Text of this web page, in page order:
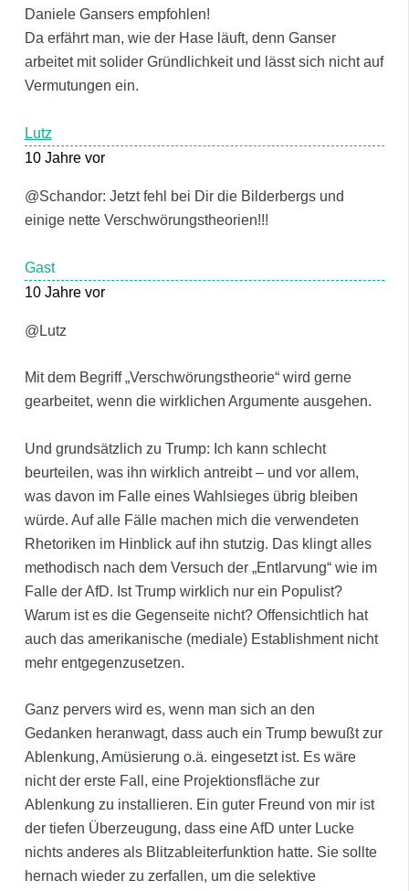
Daniele Gansers empfohlen!
Da erfährt man, wie der Hase läuft, denn Ganser
arbeitet mit solider Gründlichkeit und lässt sich nicht auf
Vermutungen ein.
Lutz
10 Jahre vor
@Schandor: Jetzt fehl bei Dir die Bilderbergs und
einige nette Verschwörungstheorien!!!
Gast
10 Jahre vor
@Lutz
Mit dem Begriff „Verschwörungstheorie“ wird gerne
gearbeitet, wenn die wirklichen Argumente ausgehen.
Und grundsätzlich zu Trump: Ich kann schlecht
beurteilen, was ihn wirklich antreibt – und vor allem,
was davon im Falle eines Wahlsieges übrig bleiben
würde. Auf alle Fälle machen mich die verwendeten
Rhetoriken im Hinblick auf ihn stutzig. Das klingt alles
methodisch nach dem Versuch der „Entlarvung“ wie im
Falle der AfD. Ist Trump wirklich nur ein Populist?
Warum ist es die Gegenseite nicht? Offensichtlich hat
auch das amerikanische (mediale) Establishment nicht
mehr entgegenzusetzen.
Ganz pervers wird es, wenn man sich an den
Gedanken heranwagt, dass auch ein Trump bewußt zur
Ablenkung, Amüsierung o.ä. eingesetzt ist. Es wäre
nicht der erste Fall, eine Projektionsfläche zur
Ablenkung zu installieren. Ein guter Freund von mir ist
der tiefen Überzeugung, dass eine AfD unter Lucke
nichts anderes als Blitzableiterfunktion hatte. Sie sollte
hernach wieder zu zerfallen, um die selektive